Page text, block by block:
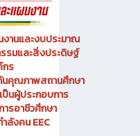
กษา
ศรษฐกิจพอเพียง
นและงบประมาณ
มและสิ่งประดิษฐ์
ร